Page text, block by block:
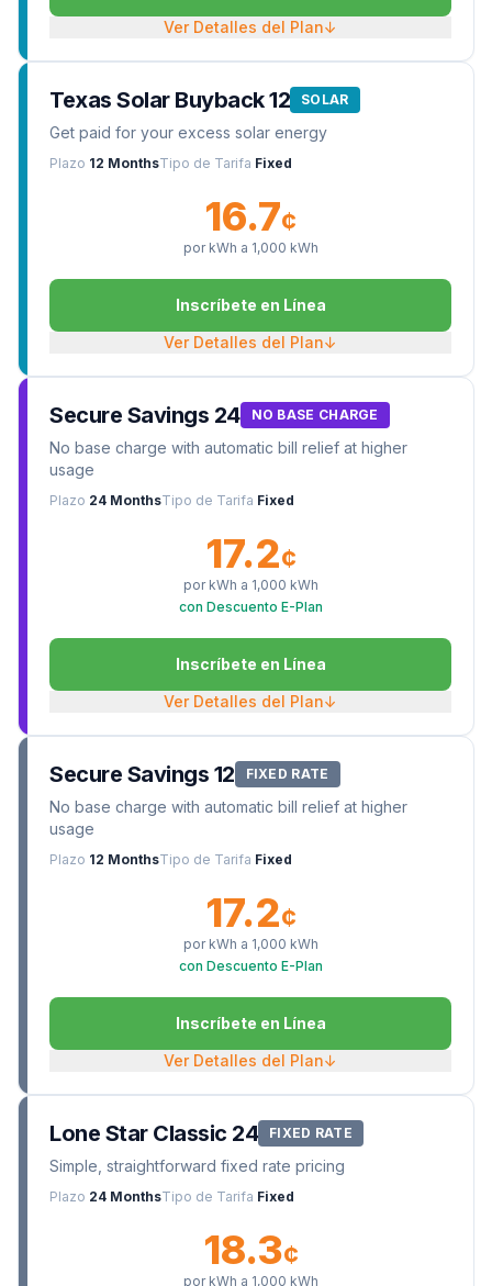
Ver Detalles del Plan↓
Texas Solar Buyback 12 SOLAR
Get paid for your excess solar energy
Plazo 12 MonthsTipo de Tarifa Fixed
16.7¢
por kWh a 1,000 kWh
Inscríbete en Línea
Ver Detalles del Plan↓
Secure Savings 24 NO BASE CHARGE
No base charge with automatic bill relief at higher
usage
Plazo 24 MonthsTipo de Tarifa Fixed
17.2¢
por kWh a 1,000 kWh
con Descuento E-Plan
Inscríbete en Línea
Ver Detalles del Plan↓
Secure Savings 12 FIXED RATE
No base charge with automatic bill relief at higher
usage
Plazo 12 MonthsTipo de Tarifa Fixed
17.2¢
por kWh a 1,000 kWh
con Descuento E-Plan
Inscríbete en Línea
Ver Detalles del Plan↓
Lone Star Classic 24 FIXED RATE
Simple, straightforward fixed rate pricing
Plazo 24 MonthsTipo de Tarifa Fixed
18.3¢
por kWh a 1,000 kWh